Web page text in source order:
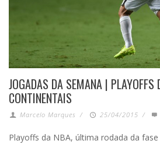
JOGADAS DA SEMANA | PLAYOFFS
CONTINENTAIS
Marcelo Marques / 25/04/2015 /
Playoffs da NBA, última rodada da